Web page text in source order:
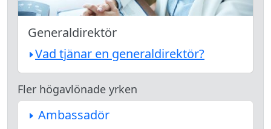
Generaldirektör
Vad tjänar en generaldirektör?
Fler högavlönade yrken
Ambassadör